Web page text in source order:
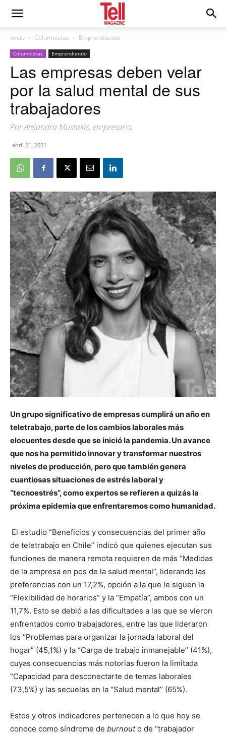
Inicio Columnistas Emprendiendo
Columnistas Emprendiendo
Las empresas deben velar
por la salud mental de sus
trabajadores
Por Alejandra Mustakis, empresaria.
abril 21, 2021
Un grupo significativo de empresas cumplirá un año en
teletrabajo, parte de los cambios laborales más
elocuentes desde que se inició la pandemia. Un avance
que nos ha permitido innovar y transformar nuestros
niveles de producción, pero que también genera
cuantiosas situaciones de estrés laboral y
“tecnoestrés”, como expertos se refieren a quizás la
próxima epidemia que enfrentaremos como humanidad.
El estudio “Beneficios y consecuencias del primer año
de teletrabajo en Chile” indicó que quienes ejecutan sus
funciones de manera remota requieren de más “Medidas
de la empresa en pos de la salud mental”, liderando las
preferencias con un 17,2%, opción a la que le siguen la
“Flexibilidad de horarios” y la “Empatía”, ambos con un
11,7%. Esto se debió a las dificultades a las que se vieron
enfrentados como trabajadores, entre las que lideraron
los “Problemas para organizar la jornada laboral del
hogar” (45,1%) y la “Carga de trabajo inmanejable” (41%),
cuyas consecuencias más notorias fueron la limitada
“Capacidad para desconectarte de temas laborales
(73,5%) y las secuelas en la “Salud mental” (65%).
Estos y otros indicadores pertenecen a lo que hoy se
conoce como síndrome de burnouto de “trabajador